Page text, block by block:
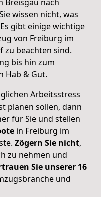
wissen nicht, was
gibt einige wichtige
von Freiburg im
zu beachten sind.
bis hin zum
Hab & Gut.
Arbeitsstress
planen sollen, dann
für Sie und stellen
in Freiburg im
Zögern Sie nicht,
zu nehmen und
Sie unserer 16
und